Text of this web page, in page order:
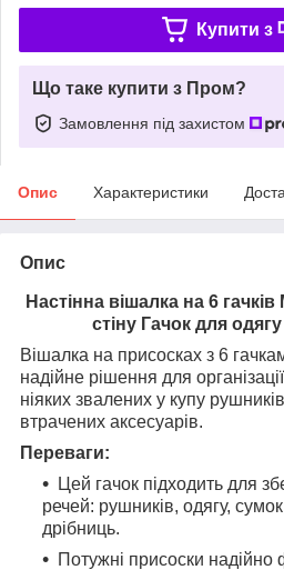
Купити з
Що таке купити з Пром?
Замовлення під захистом
Опис Характеристики
Опис
Настінна вішалка на 6
стіну Гачок для
Вішалка на присосках з 6
надійне рішення для
ніяких звалених у купу
втрачених аксесуарів.
Переваги:
Цей гачок підходить для
речей: рушників, одягу,
дрібниць.
Потужні присоски надійно